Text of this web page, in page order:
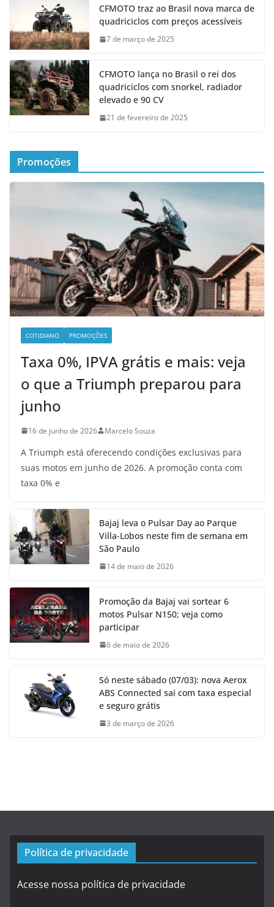
CFMOTO traz ao Brasil nova marca de
quadriciclos com preços acessíveis
7 de março de 2025
CFMOTO lança no Brasil o rei dos
quadriciclos com snorkel, radiador
elevado e 90 CV
21 de fevereiro de 2025
Promoções
COTIDIANO PROMOÇÕES
Taxa 0%, IPVA grátis e mais: veja
o que a Triumph preparou para
junho
16 de junho de 2026 Marcelo Souza
A Triumph está oferecendo condições exclusivas para
suas motos em junho de 2026. A promoção conta com
taxa 0% e
Bajaj leva o Pulsar Day ao Parque
Villa-Lobos neste fim de semana em
São Paulo
14 de maio de 2026
Promoção da Bajaj vai sortear 6
motos Pulsar N150; veja como
participar
6 de maio de 2026
Só neste sábado (07/03): nova Aerox
ABS Connected sai com taxa especial
e seguro grátis
3 de março de 2026
Política de privacidade
Acesse nossa política de privacidade